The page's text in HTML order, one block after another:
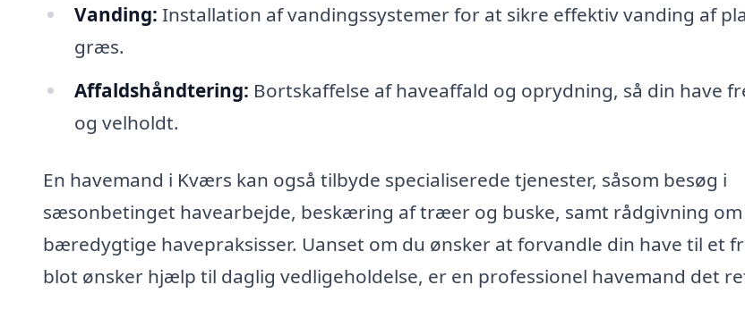
Vanding: Installation af vandingssystemer for at sikre effektiv vanding af
græs.
Affaldshåndtering: Bortskaffelse af haveaffald og oprydning, så din have
og velholdt.
En havemand i Kværs kan også tilbyde specialiserede tjenester, såsom besøg i
sæsonbetinget havearbejde, beskæring af træer og buske, samt rådgivning om
bæredygtige havepraksisser. Uanset om du ønsker at forvandle din have til et
blot ønsker hjælp til daglig vedligeholdelse, er en professionel havemand det